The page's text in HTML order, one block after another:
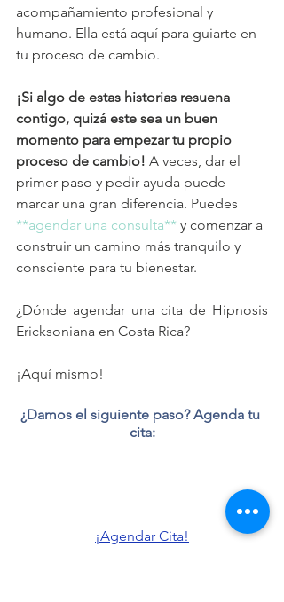
acompañamiento profesional y
humano. Ella está aquí para guiarte en
tu proceso de cambio.
¡Si algo de estas historias resuena
contigo, quizá este sea un buen
momento para empezar tu propio
proceso de cambio! A veces, dar el
primer paso y pedir ayuda puede
marcar una gran diferencia. Puedes
**agendar una consulta** y comenzar a
construir un camino más tranquilo y
consciente para tu bienestar.
¿Dónde agendar una cita de Hipnosis
Ericksoniana en Costa Rica?
¡Aquí mismo!
¿Damos el siguiente paso? Agenda tu
cita:
¡Agendar Cita!